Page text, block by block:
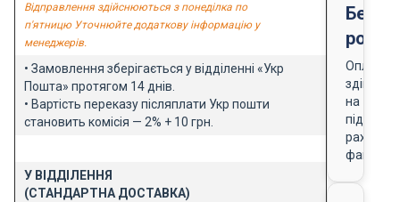
Відправлення здійснюються з понеділка по
п'ятницю Уточнюйте додаткову інформацію у
менеджерів.
• Замовлення зберігається у відділенні «Укр
Пошта» протягом 14 днів.
• Вартість переказу післяплати Укр пошти
становить комісія — 2% + 10 грн.
У ВІДДІЛЕННЯ
(СТАНДАРТНА ДОСТАВКА)
Оплата
на
підставі
рахунку-
фактури